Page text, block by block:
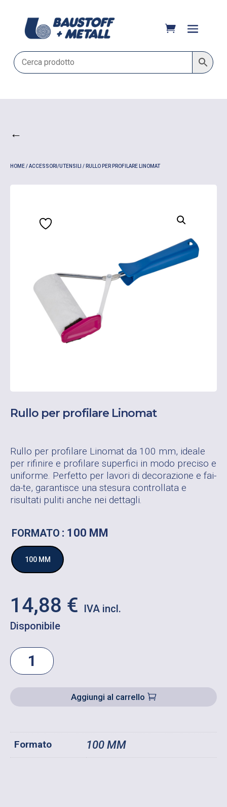
←
HOME/ACCESSORI/UTENSILI / RULLO PER PROFILARE LINOMAT
Rullo per profilare Linomat
Rullo per profilare Linomat da 100 mm, ideale
per rifinire e profilare superfici in modo preciso e
uniforme. Perfetto per lavori di decorazione e fai-
da-te, garantisce una stesura controllata e
risultati puliti anche nei dettagli.
FORMATO : 100 MM
100 MM
14,88 €
Disponibile
RULLO
PER
PROFILARE
LINOMAT
QUANTITÀ
Aggiungi al carrello
Formato 100 MM